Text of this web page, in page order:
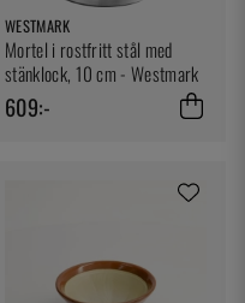
WESTMARK
Mortel i rostfritt stål med
stänklock, 10 cm - Westmark
609:-